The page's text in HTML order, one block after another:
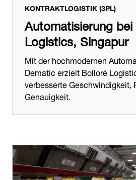
KONTRAKTLOGISTIK (3PL)
Automatisierung
Logistics, Singapur
Mit der hochmodernen
Dematic erzielt Bolloré
verbesserte Geschwindigkeit,
Genauigkeit.